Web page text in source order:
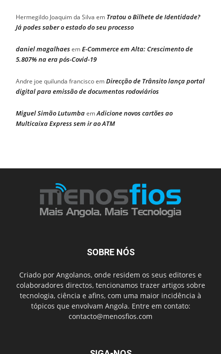
Hermegildo Joaquim da Silva em Tratou o Bilhete de Identidade?
Já podes saber o estado do seu processo
daniel magalhaesemE-Commerce em Alta: Crescimento de
5.807% na era pós-Covid-19
Andre joe quilunda franciscoemDirecção de Trânsito lança portal
digital para emissão de documentos rodoviários
Miguel Simão LutumbaemAdicione novos cartões ao
Multicaixa Express sem ir ao ATM
SOBRE NÓS
Criado por Angolanos, onde residem os seus editores e
colaboradores directos, tencionamos trazer artigos sobre
tecnologia, ciência e afins, com uma maior incidência à
tópicos que envolvam Angola. Entre em contato:
contacto@menosfios.com